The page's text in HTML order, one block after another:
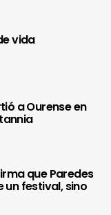
vida
a Ourense en
que Paredes
un festival, sino